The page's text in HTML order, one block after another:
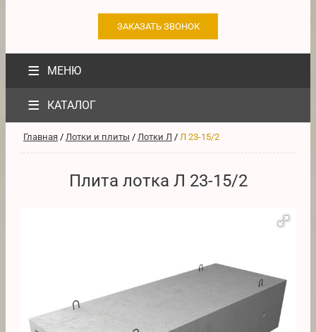
ЗАКАЗАТЬ ЗВОНОК
≡ МЕНЮ
≡ КАТАЛОГ
Главная / Лотки и плиты / Лотки Л / Л 23-15/2
Плита лотка Л 23-15/2